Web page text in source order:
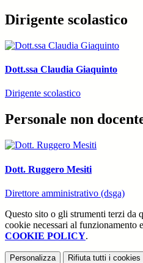
Dirigente scolastico
Dott.ssa Claudia Giaquinto
Dirigente scolastico
Personale non
Dott. Ruggero Mesiti
Direttore amministrativo (dsga)
Questo sito o gli strumenti terzi da
cookie necessari al
COOKIE POLICY.
Personalizza Rifiuta tutti i cookies